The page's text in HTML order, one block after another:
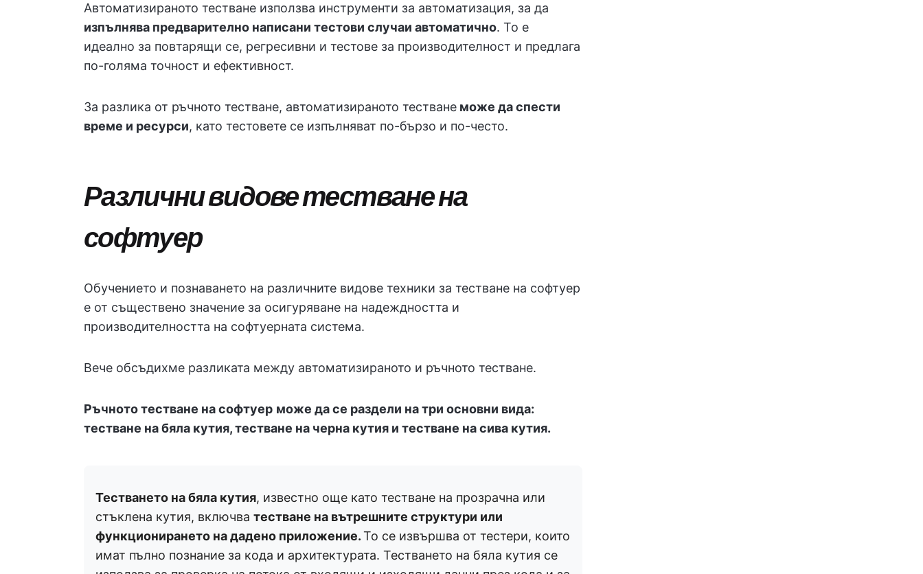
Автоматизираното тестване използва инструменти за автоматизация, за да
изпълнява предварително написани тестови случаи автоматично. То е
идеално за повтарящи се, регресивни и тестове за производителност и предлага
по-голяма точност и ефективност.
За разлика от ръчното тестване, автоматизираното тестване може да спести
време и ресурси, като тестовете се изпълняват по-бързо и по-често.
Различни видове тестване на
софтуер
Обучението и познаването на различните видове техники за тестване на софтуер
е от съществено значение за осигуряване на надеждността и
производителността на софтуерната система.
Вече обсъдихме разликата между автоматизираното и ръчното тестване.
Ръчното тестване на софтуер може да се раздели на три основни вида:
тестване на бяла кутия, тестване на черна кутия и тестване на сива кутия.
Тестването на бяла кутия, известно още като тестване на прозрачна или
стъклена кутия, включва тестване на вътрешните структури или
функционирането на дадено приложение.То се извършва от тестери, които
имат пълно познание за кода и архитектурата. Тестването на бяла кутия се